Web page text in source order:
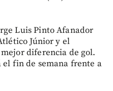
Luis Pinto Afanador
Júnior y el
diferencia de gol.
fin de semana frente a